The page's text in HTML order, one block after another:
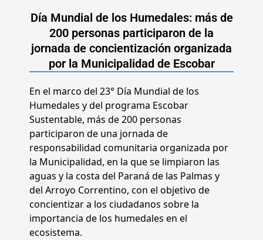
Día Mundial de los Humedales: más de
200 personas participaron de la
jornada de concientización organizada
por la Municipalidad de Escobar
En el marco del 23° Día Mundial de los
Humedales y del programa Escobar
Sustentable, más de 200 personas
participaron de una jornada de
responsabilidad comunitaria organizada por
la Municipalidad, en la que se limpiaron las
aguas y la costa del Paraná de las Palmas y
del Arroyo Correntino, con el objetivo de
concientizar a los ciudadanos sobre la
importancia de los humedales en el
ecosistema.